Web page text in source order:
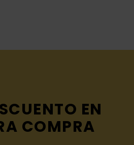
EN
COMPRA